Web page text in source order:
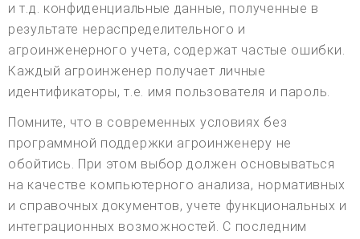
и т.д. конфиденциальные данные, полученные в
результате нераспределительного и
агроинженерного учета, содержат частые ошибки.
Каждый агроинженер получает личные
идентификаторы, т.е. имя пользователя и пароль.
Помните, что в современных условиях без
программной поддержки агроинженеру не
обойтись. При этом выбор должен основываться
на качестве компьютерного анализа, нормативных
и справочных документов, учете функциональных и
интеграционных возможностей. С последним